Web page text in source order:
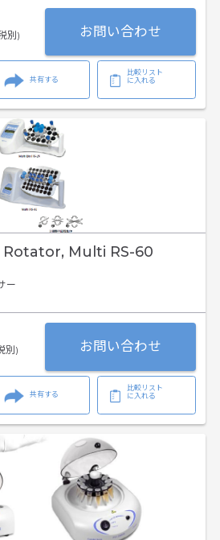
別) お問い合わせ
共有する
比較リスト
に入れる
Multi RS-60
ー
別) お問い合わせ
共有する
比較リスト
に入れる